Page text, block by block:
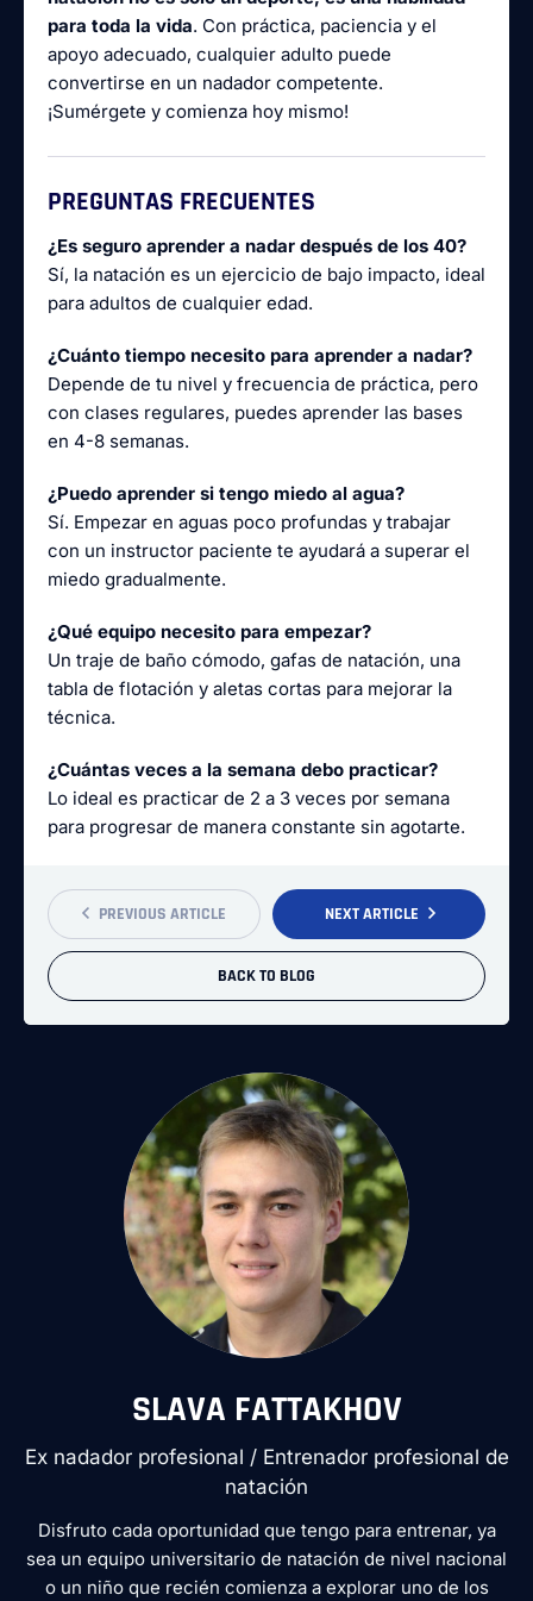
para toda la vida. Con práctica, paciencia y el
apoyo adecuado, cualquier adulto puede
convertirse en un nadador competente.
¡Sumérgete y comienza hoy mismo!
PREGUNTAS FRECUENTES
¿Es seguro aprender a nadar después de los 40?
Sí, la natación es un ejercicio de bajo impacto, ideal
para adultos de cualquier edad.
¿Cuánto tiempo necesito para aprender a nadar?
Depende de tu nivel y frecuencia de práctica, pero
con clases regulares, puedes aprender las bases
en 4-8 semanas.
¿Puedo aprender si tengo miedo al agua?
Sí. Empezar en aguas poco profundas y trabajar
con un instructor paciente te ayudará a superar el
miedo gradualmente.
¿Qué equipo necesito para empezar?
Un traje de baño cómodo, gafas de natación, una
tabla de flotación y aletas cortas para mejorar la
técnica.
¿Cuántas veces a la semana debo practicar?
Lo ideal es practicar de 2 a 3 veces por semana
para progresar de manera constante sin agotarte.
PREVIOUS ARTICLE
BACK TO BLOG
NEXT ARTICLE
SLAVA FATTAKHOV
Ex nadador profesional / Entrenador profesional de
natación
Disfruto cada oportunidad que tengo para entrenar, ya
sea un equipo universitario de natación de nivel nacional
o un niño que recién comienza a explorar uno de los